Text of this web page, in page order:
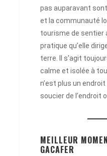
pas auparavant
et la communauté
tourisme de sentier
pratique qu’elle
terre. Il s’agit
calme et isolée à
n’est plus un
soucier de l’endroit
MEILLEUR
GACAFER